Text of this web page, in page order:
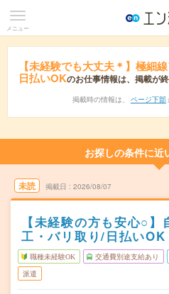
メニュー
【未経験でも大丈夫＊】極細
日払いOKのお仕事情報は、掲載が
掲載時の情報は、 ページ下部
お探しの条件に近
未読 掲載日 2026/08/07
【未経験の方も安心○
工・バリ取り/日払いOK
職種未経験OK 交通費別途支給あり
派遣